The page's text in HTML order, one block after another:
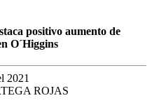
positivo aumento de
O´Higgins
2021
ROJAS